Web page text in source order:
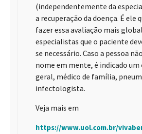
(independentemente da
a recuperação da doença. É ele
fazer essa avaliação mais
especialistas que o paciente
se necessário. Caso a pessoa
nome em mente, é indicado um
geral, médico de família,
infectologista.
Veja mais em
https://www.uol.com.br/